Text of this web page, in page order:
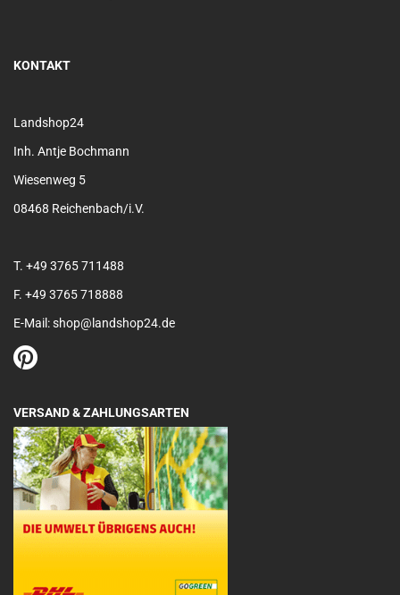
KONTAKT
Landshop24
Inh. Antje Bochmann
Wiesenweg 5
08468 Reichenbach/i.V.
T. +49 3765 711488
F. +49 3765 718888
E-Mail: shop@landshop24.de
VERSAND & ZAHLUNGSARTEN